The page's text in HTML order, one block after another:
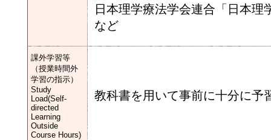
日本理学療法学会連合「日本
など
課外学習等
（授業時間外
学習の指示）
Study
Load(Self-
directed
Learning
Outside
Course Hours)
教科書を用いて事前に十分に予